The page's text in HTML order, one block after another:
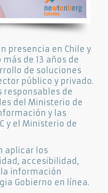
presencia en Chile y
de 13 años de
de soluciones
público y privado.
responsables de
del Ministerio de
y las
y el Ministerio de
aplicar los
accesibilidad,
información
Gobierno en línea.